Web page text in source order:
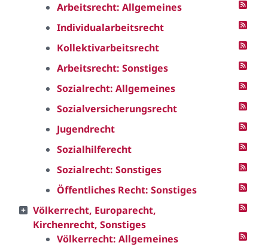
Arbeitsrecht: Allgemeines
Individualarbeitsrecht
Kollektivarbeitsrecht
Arbeitsrecht: Sonstiges
Sozialrecht: Allgemeines
Sozialversicherungsrecht
Jugendrecht
Sozialhilferecht
Sozialrecht: Sonstiges
Öffentliches Recht: Sonstiges
Völkerrecht, Europarecht,
Kirchenrecht, Sonstiges
Völkerrecht: Allgemeines